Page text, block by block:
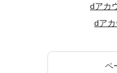
dアカ
dア
ペ